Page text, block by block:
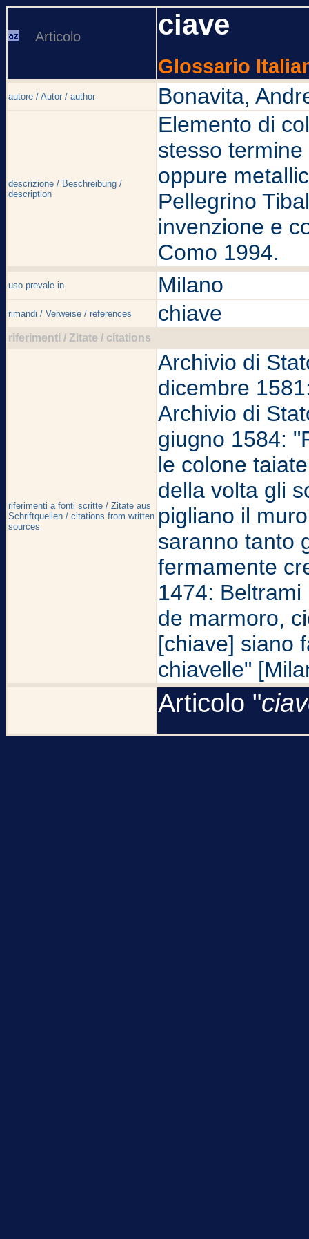
Articolo ciave
Glossario
autore / Autor / author Bonavita,
descrizione / Beschreibung /
description
Elemento di
stesso
oppure
Pellegrino
invenzione e
Como 1994.
uso prevale in Milano
rimandi / Verweise / references chiave
riferimenti / Zitate / citations
riferimenti a fonti scritte / Zitate aus
Schriftquellen / citations from written
sources
Archivio di
dicembre
Archivio di
giugno 1584:
le colone
della volta gli
pigliano il
saranno tanto
fermamente
1474:
de marmoro,
[chiave] siano
chiavelle"
Articolo "